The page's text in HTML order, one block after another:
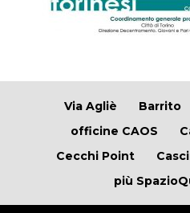
Via Agliè Barrito
officine CAOS
Cecchi Point
più